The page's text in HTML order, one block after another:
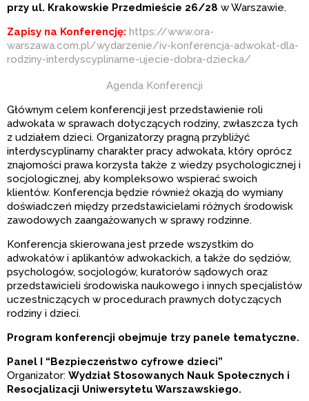
przy ul. Krakowskie Przedmieście 26/28 w Warszawie.
Zapisy na Konferencję: https://www.ora-
warszawa.com.pl/wydarzenie/iv-konferencja-adwokat-dla-
rodziny-interdyscyplinarne-ujecie-dobra-dziecka/
Agenda Konferencji
Głównym celem konferencji jest przedstawienie roli
adwokata w sprawach dotyczących rodziny, zwłaszcza tych
z udziałem dzieci. Organizatorzy pragną przybliżyć
interdyscyplinarny charakter pracy adwokata, który oprócz
znajomości prawa korzysta także z wiedzy psychologicznej i
socjologicznej, aby kompleksowo wspierać swoich
klientów. Konferencja będzie również okazją do wymiany
doświadczeń między przedstawicielami różnych środowisk
zawodowych zaangażowanych w sprawy rodzinne.
Konferencja skierowana jest przede wszystkim do
adwokatów i aplikantów adwokackich, a także do sędziów,
psychologów, socjologów, kuratorów sądowych oraz
przedstawicieli środowiska naukowego i innych specjalistów
uczestniczących w procedurach prawnych dotyczących
rodziny i dzieci.
Program konferencji obejmuje trzy panele tematyczne.
Panel I “Bezpieczeństwo cyfrowe dzieci”
Organizator: Wydział Stosowanych Nauk Społecznych i
Resocjalizacji Uniwersytetu Warszawskiego.